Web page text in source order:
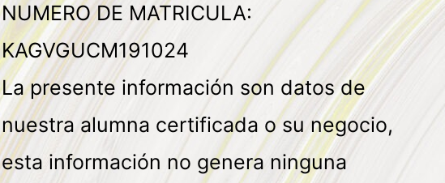
NUMERO DE MATRICULA:
KAGVGUCM191024
La presente información son datos de
nuestra alumna certificada o su negocio,
esta información no genera ninguna